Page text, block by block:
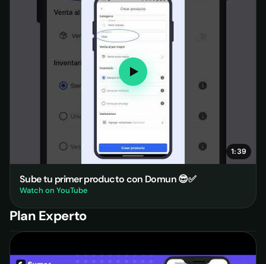
1:39
Sube tu primer producto con Domun 😎✅
Watch on YouTube
Plan Experto